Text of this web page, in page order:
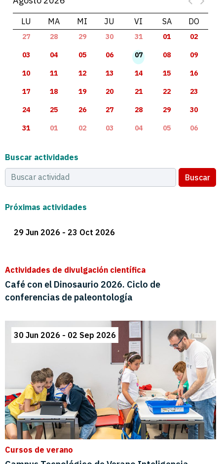
LU MA MI JU VI SA DO
27 28 29 30 31 01 02
03 04 05 06 07 08 09
10 11 12 13 14 15 16
17 18 19 20 21 22 23
24 25 26 27 28 29 30
31 01 02 03 04 05 06
Buscar actividades
Buscar
Próximas actividades